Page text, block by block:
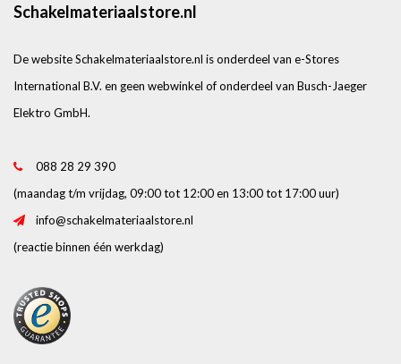
Schakelmateriaalstore.nl
De website Schakelmateriaalstore.nl is onderdeel van e-Stores
International B.V. en geen webwinkel of onderdeel van Busch-Jaeger
Elektro GmbH.
088 28 29 390
(maandag t/m vrijdag, 09:00 tot 12:00 en 13:00 tot 17:00 uur)
info@schakelmateriaalstore.nl
(reactie binnen één werkdag)